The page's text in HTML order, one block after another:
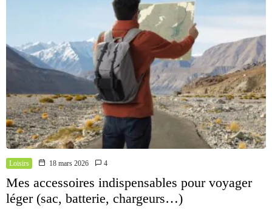
Loisirs 18 mars 2026 4
Mes accessoires indispensables pour voyager
léger (sac, batterie, chargeurs…)